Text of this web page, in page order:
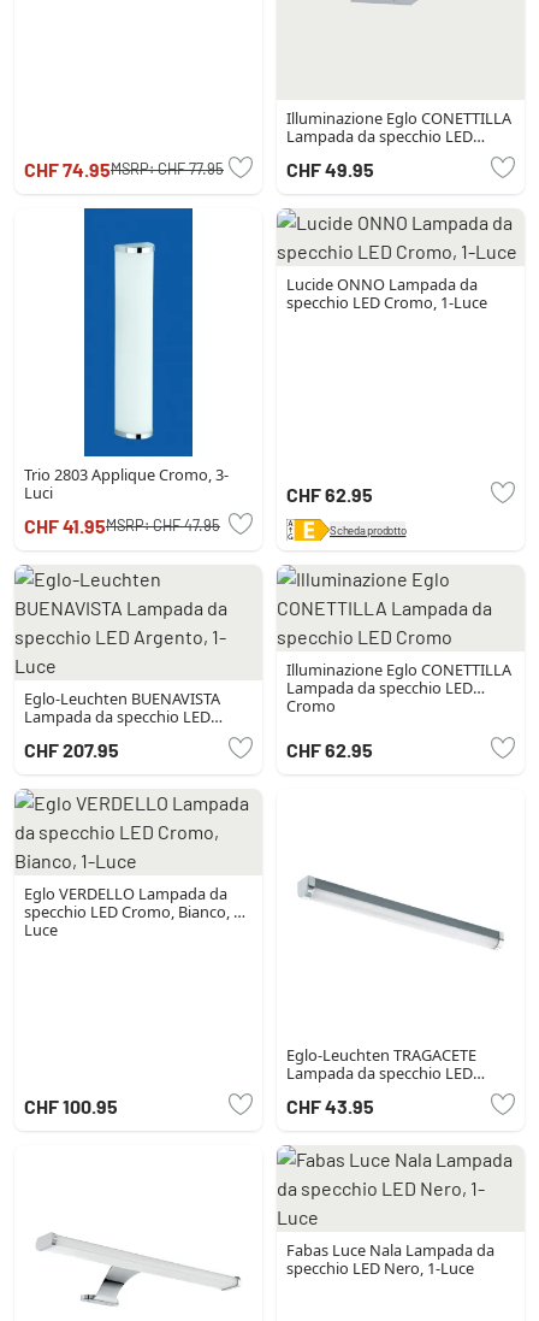
CHF 74.95MSRP:CHF 77.95
Illuminazione Eglo CONETTILLA
Lampada da specchio LED
CHF 49.95
Trio 2803 Applique Cromo, 3-
Luci
CHF 41.95MSRP:CHF 47.95
Lucide ONNO Lampada da
specchio LED Cromo, 1-Luce
CHF 62.95
Scheda prodotto
Eglo-Leuchten BUENAVISTA
Lampada da specchio LED
CHF 207.95
Illuminazione Eglo CONETTILLA
Lampada da specchio LED
Cromo
CHF 62.95
Eglo VERDELLO Lampada da
specchio LED Cromo, Bianco, 1-
Luce
CHF 100.95
Eglo-Leuchten TRAGACETE
Lampada da specchio LED
CHF 43.95
Fabas Luce Nala Lampada da
specchio LED Nero, 1-Luce